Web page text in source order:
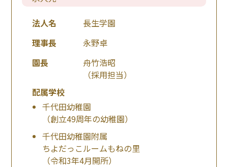
法人名
長生学園
理事長
永野卓
園長
舟竹浩昭
（採用担当）
配属学校
千代田幼稚園
（創立49周年の幼稚園）
千代田幼稚園附属
ちよだっこルームもねの里
（令和3年4月開所）